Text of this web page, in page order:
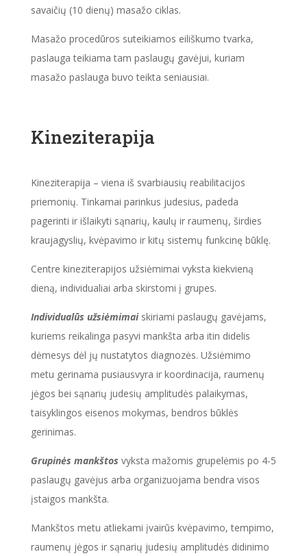
savaičių (10 dienų) masažo ciklas.
Masažo procedūros suteikiamos eiliškumo tvarka,
paslauga teikiama tam paslaugų gavėjui, kuriam
masažo paslauga buvo teikta seniausiai.
Kineziterapija
Kineziterapija – viena iš svarbiausių reabilitacijos
priemonių. Tinkamai parinkus judesius, padeda
pagerinti ir išlaikyti sąnarių, kaulų ir raumenų, širdies
kraujagyslių, kvėpavimo ir kitų sistemų funkcinę būklę.
Centre kineziterapijos užsiėmimai vyksta kiekvieną
dieną, individualiai arba skirstomi į grupes.
Individualūs užsiėmimaiskiriami paslaugų gavėjams,
kuriems reikalinga pasyvi mankšta arba itin didelis
dėmesys dėl jų nustatytos diagnozės. Užsiėmimo
metu gerinama pusiausvyra ir koordinacija, raumenų
jėgos bei sąnarių judesių amplitudės palaikymas,
taisyklingos eisenos mokymas, bendros būklės
gerinimas.
Grupinės mankštos vyksta mažomis grupelėmis po 4-5
paslaugų gavėjus arba organizuojama bendra visos
įstaigos mankšta.
Mankštos metu atliekami įvairūs kvėpavimo, tempimo,
raumenų jėgos ir sąnarių judesių amplitudės didinimo